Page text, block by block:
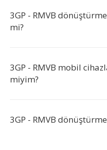
3GP - RMVB
mi?
3GP - RMVB mobil
miyim?
3GP - RMVB